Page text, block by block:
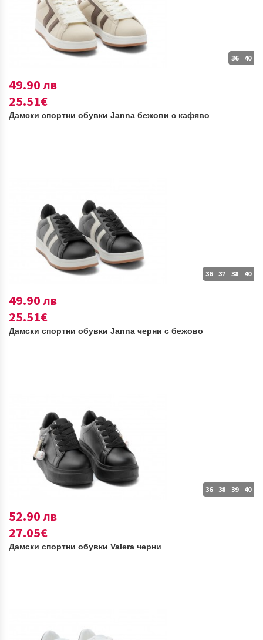
36 40
49.90 лв
25.51€
Дамски спортни обувки Janna бежови с кафяво
36 37 38 40
49.90 лв
25.51€
Дамски спортни обувки Janna черни с бежово
36 38 39 40
52.90 лв
27.05€
Дамски спортни обувки Valera черни